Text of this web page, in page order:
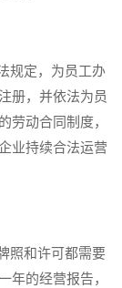
规定，为员工办
册，并依法为员
劳动合同制度，
业持续合法运营
照和许可都需要
年的经营报告，